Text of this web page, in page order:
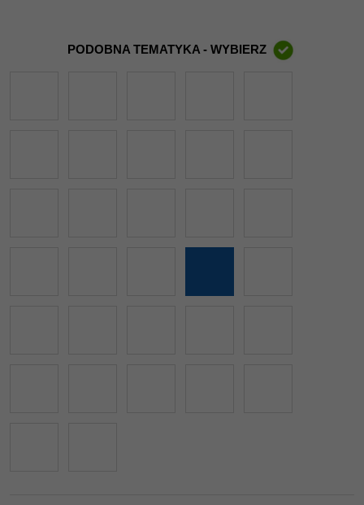
PODOBNA TEMATYKA - WYBIERZ